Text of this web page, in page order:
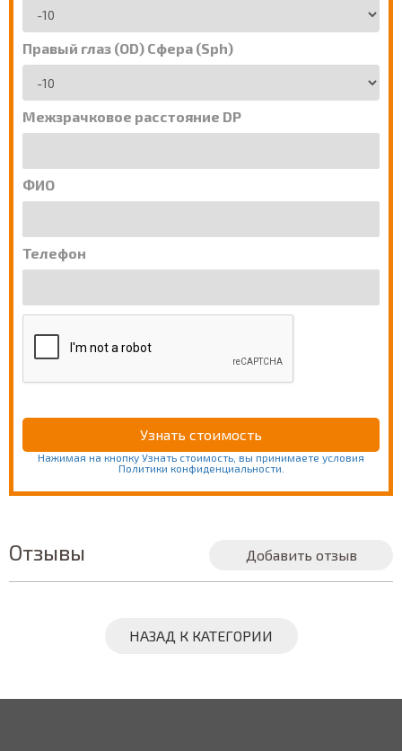
Правый глаз (OD) Сфера (Sph)
Межзрачковое расстояние DP
ФИО
Телефон
Нажимая на кнопку Узнать стоимость, вы принимаете условия
Политики конфиденциальности.
Отзывы Добавить отзыв
НАЗАД К КАТЕГОРИИ